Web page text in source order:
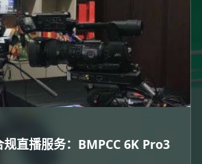
直播服务：BMPCC 6K Pro3